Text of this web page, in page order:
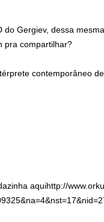
Gergiev, dessa
pra compartilhar?
contemporâneo
aquihttp://